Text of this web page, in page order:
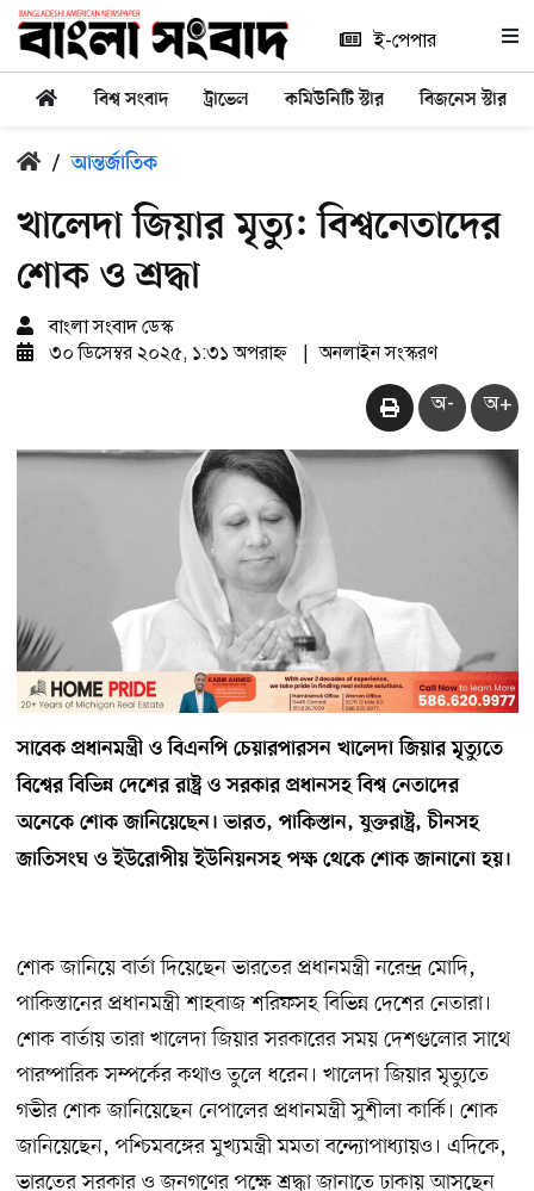
ই-পেপার
বিশ্ব সংবাদ ট্রাভেল কমিউনিটি স্টার বিজনেস স্টার
/ আন্তর্জাতিক
খালেদা জিয়ার মৃত্যু: বিশ্বনেতাদের
শোক ও শ্রদ্ধা
বাংলা সংবাদ ডেস্ক
৩০ ডিসেম্বর ২০২৫, ১:৩১ অপরাহ্ন
অনলাইন সংস্করণ
অ- অ+
সাবেক প্রধানমন্ত্রী ও বিএনপি চেয়ারপারসন খালেদা জিয়ার মৃত্যুতে
বিশ্বের বিভিন্ন দেশের রাষ্ট্র ও সরকার প্রধানসহ বিশ্ব নেতাদের
অনেকে শোক জানিয়েছেন। ভারত, পাকিস্তান, যুক্তরাষ্ট্র, চীনসহ
জাতিসংঘ ও ইউরোপীয় ইউনিয়নসহ পক্ষ থেকে শোক জানানো হয়।
শোক জানিয়ে বার্তা দিয়েছেন ভারতের প্রধানমন্ত্রী নরেন্দ্র মোদি,
পাকিস্তানের প্রধানমন্ত্রী শাহবাজ শরিফসহ বিভিন্ন দেশের নেতারা।
শোক বার্তায় তারা খালেদা জিয়ার সরকারের সময় দেশগুলোর সাথে
পারষ্পারিক সম্পর্কের কথাও তুলে ধরেন। খালেদা জিয়ার মৃত্যুতে
গভীর শোক জানিয়েছেন নেপালের প্রধানমন্ত্রী সুশীলা কার্কি। শোক
জানিয়েছেন, পশ্চিমবঙ্গের মুখ্যমন্ত্রী মমতা বন্দ্যোপাধ্যায়ও। এদিকে,
ভারতের সরকার ও জনগণের পক্ষে শ্রদ্ধা জানাতে ঢাকায় আসছেন